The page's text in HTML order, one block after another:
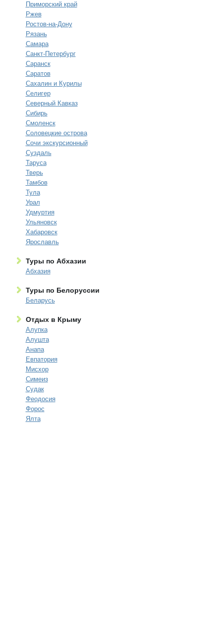
Приморский край
Ржев
Ростов-на-Дону
Рязань
Самара
Санкт-Петербург
Саранск
Саратов
Сахалин и Курилы
Селигер
Северный Кавказ
Сибирь
Смоленск
Соловецкие острова
Сочи экскурсионный
Суздаль
Таруса
Тверь
Тамбов
Тула
Урал
Удмуртия
Ульяновск
Хабаровск
Ярославль
Туры по Абхазии
Абхазия
Туры по Белоруссии
Беларусь
Отдых в Крыму
Алупка
Алушта
Анапа
Евпатория
Мисхор
Симеиз
Судак
Феодосия
Форос
Ялта